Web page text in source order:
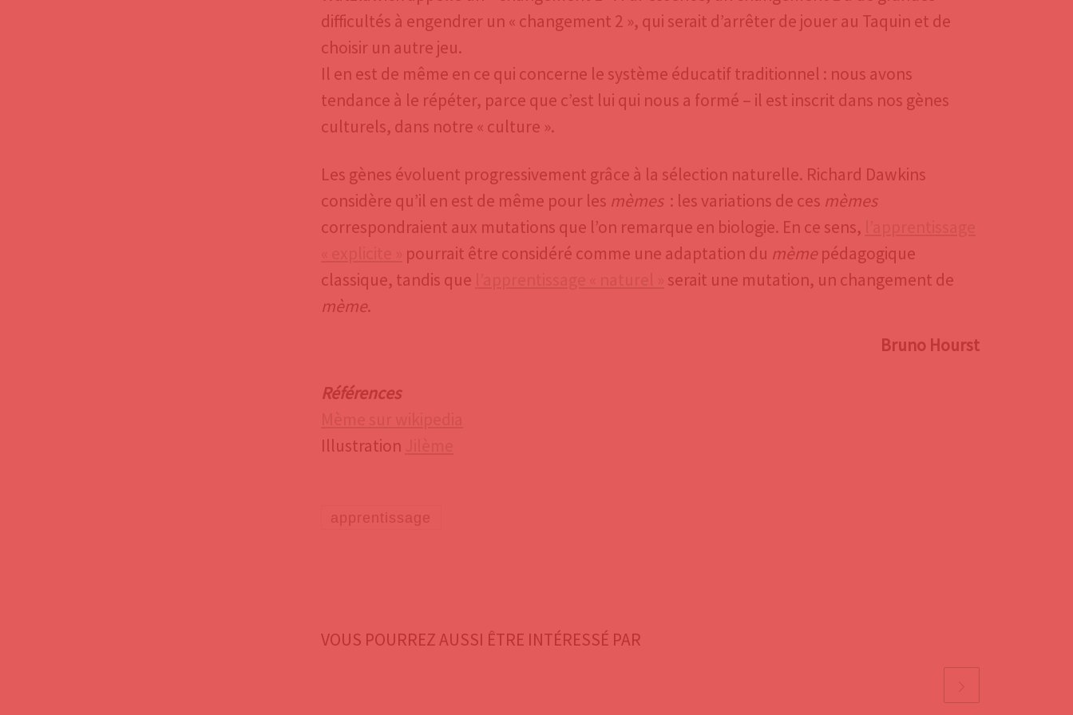
difficultés à engendrer un « changement 2 », qui serait d’arrêter de jouer au Taquin et de
choisir un autre jeu.
Il en est de même en ce qui concerne le système éducatif traditionnel : nous avons
tendance à le répéter, parce que c’est lui qui nous a formé – il est inscrit dans nos gènes
culturels, dans notre « culture ».
Les gènes évoluent progressivement grâce à la sélection naturelle. Richard Dawkins
considère qu’il en est de même pour les mèmes : les variations de ces mèmes
correspondraient aux mutations que l’on remarque en biologie. En ce sens,
pourrait être considéré comme une adaptation du mème pédagogique
classique, tandis que
serait une mutation, un changement de
mème.
Bruno Hourst
Références
Illustration
apprentissage
VOUS POURREZ AUSSI ÊTRE INTÉRESSÉ PAR